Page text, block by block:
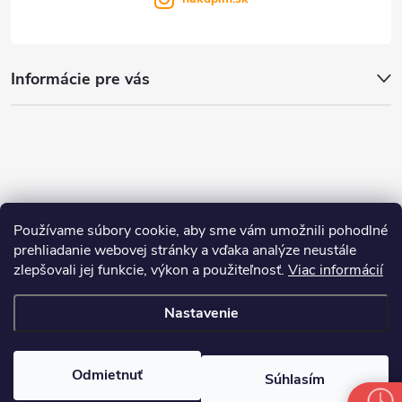
Používame súbory cookie, aby sme vám umožnili pohodlné
prehliadanie webovej stránky a vďaka analýze neustále
zlepšovali jej funkcie, výkon a použiteľnosť. Viac informácií
Nastavenie
Odmietnuť Súhlasím
Informácie pre vás
Copyright 2026
cookies